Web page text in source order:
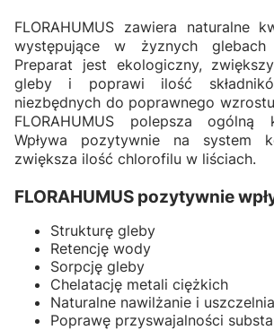
FLORAHUMUS zawiera naturalne
występujące w żyznych glebach
Preparat jest ekologiczny,
gleby i poprawi ilość
niezbędnych do poprawnego
FLORAHUMUS polepsza ogólną
Wpływa pozytywnie na system
zwiększa ilość chlorofilu w liściach.
FLORAHUMUS pozytywnie
Strukturę gleby
Retencję wody
Sorpcję gleby
Chelatację metali ciężkich
Naturalne nawilżanie i
Poprawę przyswajalności